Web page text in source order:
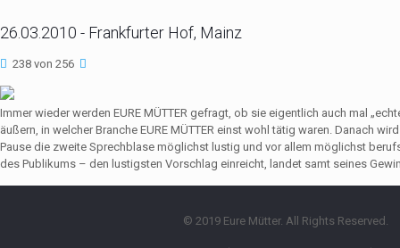
26.03.2010 - Frankfurter Hof, Mainz
238 von 256
Immer wieder werden EURE MÜTTER gefragt, ob sie eigentlich auch mal
äußern, in welcher Branche EURE MÜTTER einst wohl tätig waren. Danach
Pause die zweite Sprechblase möglichst lustig und vor allem möglichst
des Publikums – den lustigsten Vorschlag einreicht, landet samt seines
© 2019 Eure Mütter. All Rights Reserved.